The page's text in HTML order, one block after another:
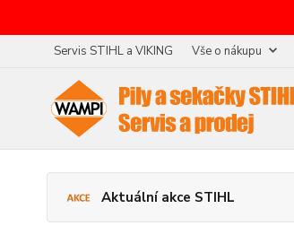
Servis STIHL a VIKING Vše o nákupu
Aktuální akce STIHL